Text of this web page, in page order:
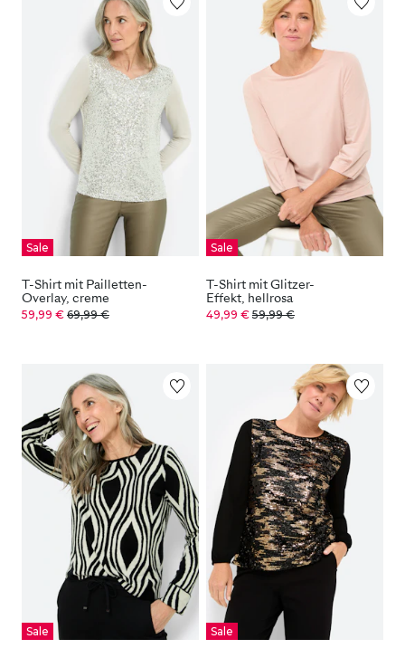
Sale
T-Shirt mit Pailletten-
Overlay, creme
59,99 € 69,99 €
Sale
T-Shirt mit Glitzer-
Effekt, hellrosa
49,99 € 59,99 €
Sale Sale